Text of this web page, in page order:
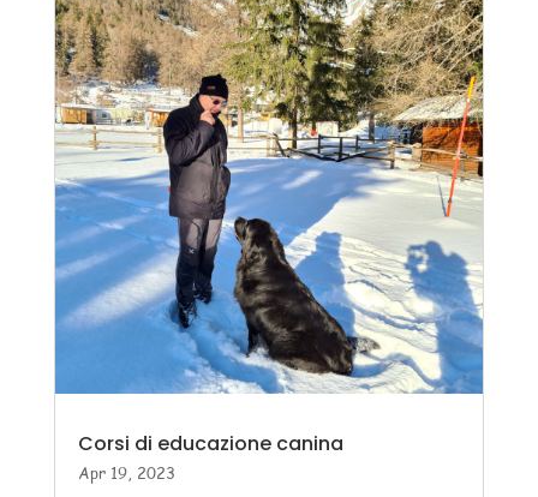
Corsi di educazione canina
Apr 19, 2023